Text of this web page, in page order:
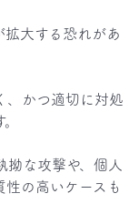
拡大する恐れがあ
、かつ適切に対処
な攻撃や、個人
の高いケースも